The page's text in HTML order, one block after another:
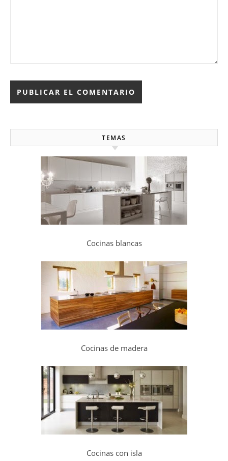
TEMAS
Cocinas blancas
Cocinas de madera
Cocinas con isla